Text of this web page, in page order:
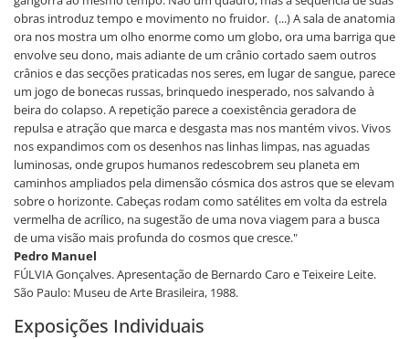
obras introduz tempo e movimento no fruidor. (...) A sala de anatomia
ora nos mostra um olho enorme como um globo, ora uma barriga que
envolve seu dono, mais adiante de um crânio cortado saem outros
crânios e das secções praticadas nos seres, em lugar de sangue, parece
um jogo de bonecas russas, brinquedo inesperado, nos salvando à
beira do colapso. A repetição parece a coexistência geradora de
repulsa e atração que marca e desgasta mas nos mantém vivos. Vivos
nos expandimos com os desenhos nas linhas limpas, nas aguadas
luminosas, onde grupos humanos redescobrem seu planeta em
caminhos ampliados pela dimensão cósmica dos astros que se elevam
sobre o horizonte. Cabeças rodam como satélites em volta da estrela
vermelha de acrílico, na sugestão de uma nova viagem para a busca
de uma visão mais profunda do cosmos que cresce."
Pedro Manuel
FÚLVIA Gonçalves. Apresentação de Bernardo Caro e Teixeire Leite.
São Paulo: Museu de Arte Brasileira, 1988.
Exposições Individuais